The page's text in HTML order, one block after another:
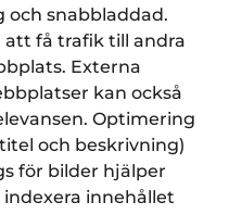
och snabbladdad.
få trafik till andra
Externa
kan också
Optimering
och beskrivning)
för bilder hjälper
innehållet